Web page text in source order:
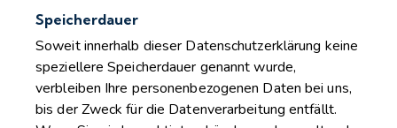
Speicherdauer
Soweit innerhalb dieser Datenschutzerklärung keine
speziellere Speicherdauer genannt wurde,
verbleiben Ihre personenbezogenen Daten bei uns,
bis der Zweck für die Datenverarbeitung entfällt.